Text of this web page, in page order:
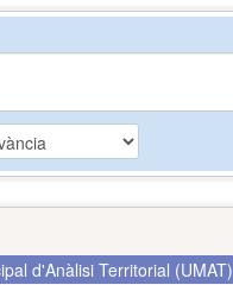
d'Anàlisi Territorial (UMAT)